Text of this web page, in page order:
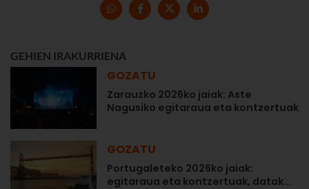
GEHIEN IRAKURRIENA
GOZATU
Zarauzko 2026ko jaiak: Aste
Nagusiko egitaraua eta kontzertuak
GOZATU
Portugaleteko 2026ko jaiak:
egitaraua eta kontzertuak, datak...